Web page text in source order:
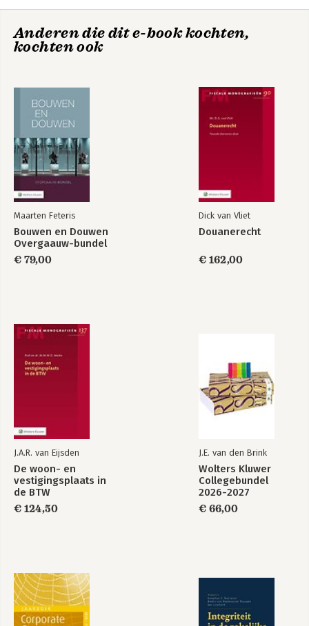
Douanerecht
9. Summary and conclusions
Anderen die dit e-book kochten,
kochten ook
Maarten Feteris
Bouwen en Douwen
Overgaauw-bundel
€ 79,00
Dick van Vliet
Douanerecht
€ 162,00
J.A.R. van Eijsden
De woon- en
vestigingsplaats in
de BTW
€ 124,50
J.E. van den Brink
Wolters Kluwer
Collegebundel
2026-2027
€ 66,00